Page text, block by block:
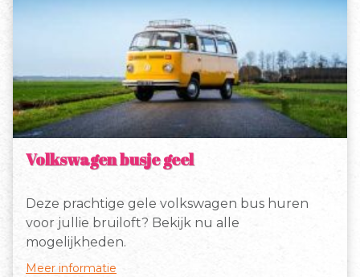
Volkswagen busje geel
Deze prachtige gele volkswagen bus huren
voor jullie bruiloft? Bekijk nu alle
mogelijkheden.
Meer informatie